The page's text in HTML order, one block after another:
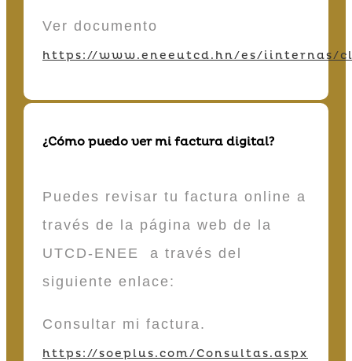
Ver documento
https://www.eneeutcd.hn/es/iinternas/
¿Cómo puedo ver mi factura digital?
Puedes revisar tu factura online a
través de la página web de la
UTCD-ENEE a través del
siguiente enlace:
Consultar mi factura.
https://soeplus.com/Consultas.aspx